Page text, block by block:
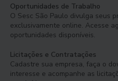
Oportunidades de Trabalho
O Sesc São Paulo divulga seus
exclusivamente online. Acesse
oportunidades disponíveis.
Licitações e Contratações
Cadastre sua empresa, faça o
interesse e acompanhe as